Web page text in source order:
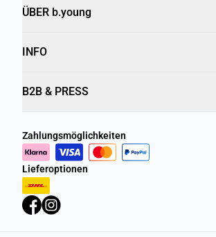
ÜBER b.young
INFO
B2B & PRESS
Zahlungsmöglichkeiten
Lieferoptionen